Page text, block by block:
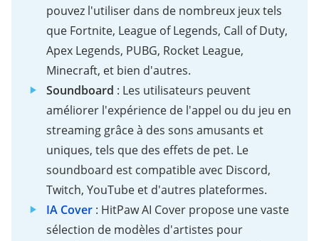
pouvez l'utiliser dans de nombreux jeux tels
que Fortnite, League of Legends, Call of Duty,
Apex Legends, PUBG, Rocket League,
Minecraft, et bien d'autres.
Soundboard : Les utilisateurs peuvent
améliorer l'expérience de l'appel ou du jeu en
streaming grâce à des sons amusants et
uniques, tels que des effets de pet. Le
soundboard est compatible avec Discord,
Twitch, YouTube et d'autres plateformes.
IA Cover : HitPaw AI Cover propose une vaste
sélection de modèles d'artistes pour